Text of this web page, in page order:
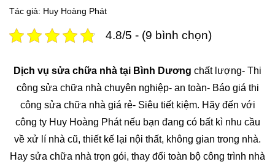
Tác giả: Huy Hoàng Phát
4.8/5 - (9 bình chọn)
Dịch vụ sửa chữa nhà tại Bình Dương chất lượng- Thi
công sửa chữa nhà chuyên nghiệp- an toàn- Báo giá thi
công sửa chữa nhà giá rẻ- Siêu tiết kiệm. Hãy đến với
công ty Huy Hoàng Phát nếu bạn đang có bất kì nhu cầu
về xử lí nhà cũ, thiết kế lại nội thất, không gian trong nhà.
Hay sửa chữa nhà trọn gói, thay đổi toàn bộ công trình nhà